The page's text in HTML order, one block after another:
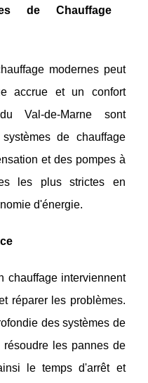
de Chauffage
modernes peut
accrue et un confort
Val-de-Marne sont
de chauffage
et des pompes à
les plus strictes en
d'énergie.
chauffage interviennent
réparer les problèmes.
des systèmes de
les pannes de
le temps d'arrêt et